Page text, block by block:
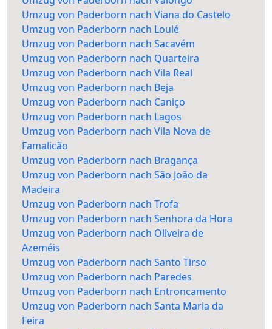
Umzug von Paderborn nach Viana do Castelo
Umzug von Paderborn nach Loulé
Umzug von Paderborn nach Sacavém
Umzug von Paderborn nach Quarteira
Umzug von Paderborn nach Vila Real
Umzug von Paderborn nach Beja
Umzug von Paderborn nach Caniço
Umzug von Paderborn nach Lagos
Umzug von Paderborn nach Vila Nova de
Famalicão
Umzug von Paderborn nach Bragança
Umzug von Paderborn nach São João da
Madeira
Umzug von Paderborn nach Trofa
Umzug von Paderborn nach Senhora da Hora
Umzug von Paderborn nach Oliveira de
Azeméis
Umzug von Paderborn nach Santo Tirso
Umzug von Paderborn nach Paredes
Umzug von Paderborn nach Entroncamento
Umzug von Paderborn nach Santa Maria da
Feira